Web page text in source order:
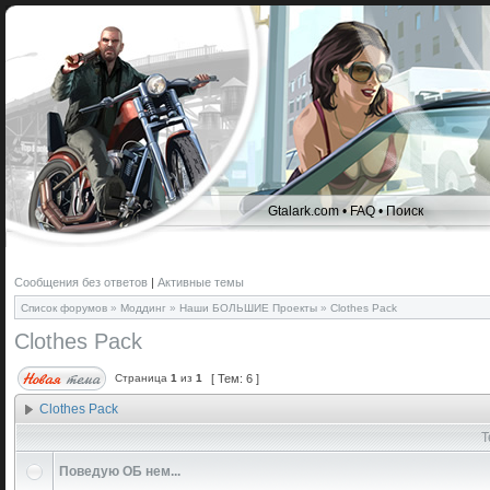
Gtalark.com •FAQ•Поиск
Сообщения без ответов | Активные темы
Список форумов » Моддинг » Наши БОЛЬШИЕ Проекты » Clothes Pack
Clothes Pack
Страница 1 из 1 [ Тем: 6 ]
Clothes Pack
Поведую ОБ нем...